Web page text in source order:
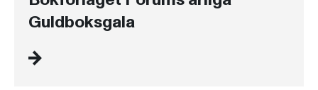
Guldboksgala